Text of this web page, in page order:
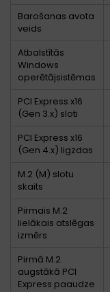
Barošanas avota
veids
Atbalstītās
Windows
operētājsistēmas
PCI Express x16
(Gen 3.x) sloti
PCI Express x16
(Gen 4.x) ligzdas
M.2 (M) slotu
skaits
Pirmais M.2
lielākais atslēgas
izmērs
Pirmā M.2
augstākā PCI
Express paaudze